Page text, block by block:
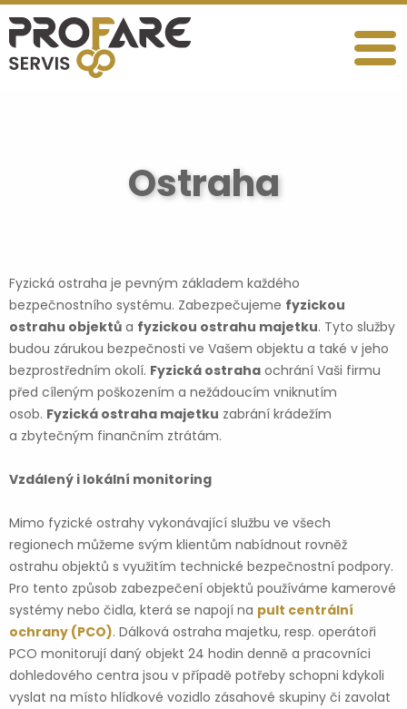
Ostraha
Fyzická ostraha je pevným základem každého
bezpečnostního systému. Zabezpečujeme fyzickou
ostrahu objektů a fyzickou ostrahu majetku. Tyto služby
budou zárukou bezpečnosti ve Vašem objektu a také v jeho
bezprostředním okolí. Fyzická ostraha ochrání Vaši firmu
před cíleným poškozením a nežádoucím vniknutím
osob. Fyzická ostraha majetku zabrání krádežím
a zbytečným finančním ztrátám.
Vzdálený i lokální monitoring
Mimo fyzické ostrahy vykonávající službu ve všech
regionech můžeme svým klientům nabídnout rovněž
ostrahu objektů s využitím technické bezpečnostní podpory.
Pro tento způsob zabezpečení objektů používáme kamerové
systémy nebo čidla, která se napojí na pult centrální
ochrany (PCO). Dálková ostraha majetku, resp. operátoři
PCO monitorují daný objekt 24 hodin denně a pracovníci
dohledového centra jsou v případě potřeby schopni kdykoli
vyslat na místo hlídkové vozidlo zásahové skupiny či zavolat